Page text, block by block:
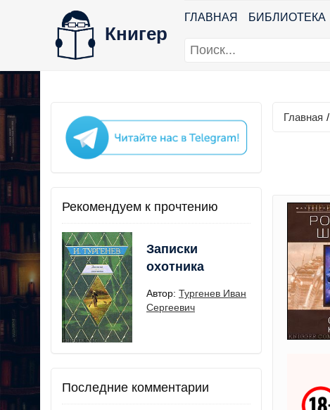
Книгер
ГЛАВНАЯ БИБЛИОТЕКА
Рекомендуем к прочтению
Записки
охотника
Автор: Тургенев Иван
Сергеевич
Последние комментарии
Главная /